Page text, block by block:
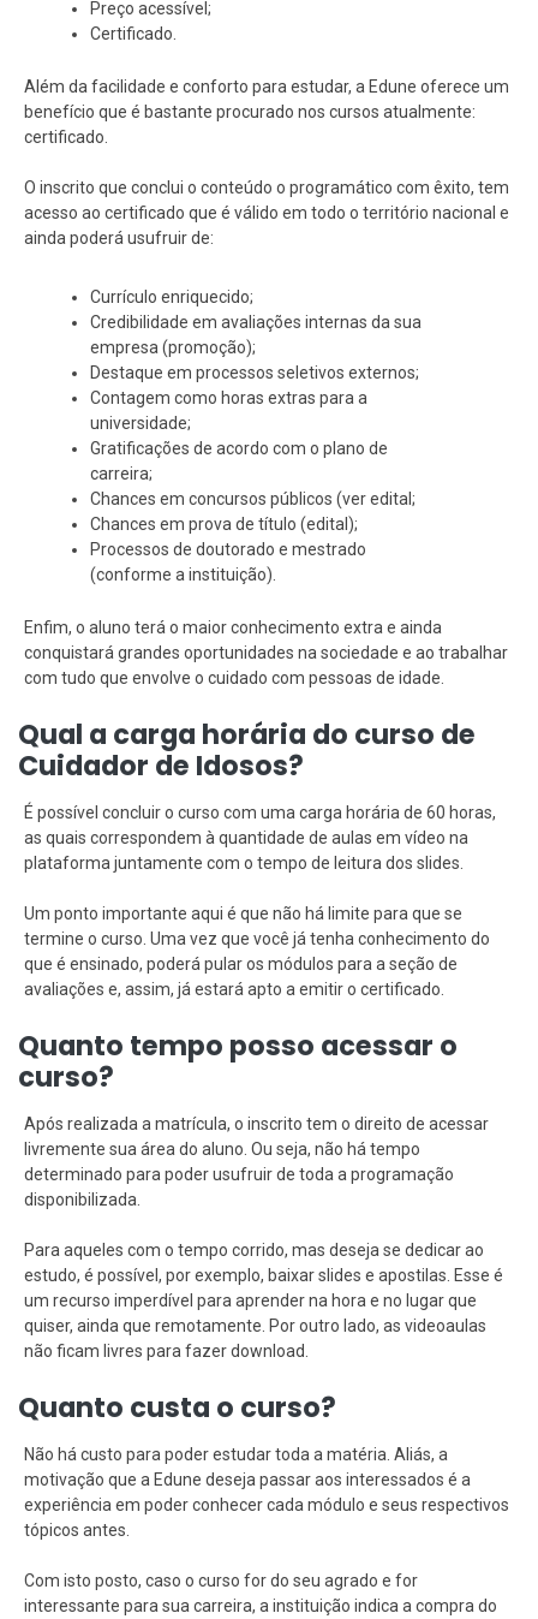
Preço acessível;
Certificado.
Além da facilidade e conforto para estudar, a Edune oferece um
benefício que é bastante procurado nos cursos atualmente:
certificado.
O inscrito que conclui o conteúdo o programático com êxito, tem
acesso ao certificado que é válido em todo o território nacional e
ainda poderá usufruir de:
Currículo enriquecido;
Credibilidade em avaliações internas da sua
empresa (promoção);
Destaque em processos seletivos externos;
Contagem como horas extras para a
universidade;
Gratificações de acordo com o plano de
carreira;
Chances em concursos públicos (ver edital;
Chances em prova de título (edital);
Processos de doutorado e mestrado
(conforme a instituição).
Enfim, o aluno terá o maior conhecimento extra e ainda
conquistará grandes oportunidades na sociedade e ao trabalhar
com tudo que envolve o cuidado com pessoas de idade.
Qual a carga horária do curso de
Cuidador de Idosos?
É possível concluir o curso com uma carga horária de 60 horas,
as quais correspondem à quantidade de aulas em vídeo na
plataforma juntamente com o tempo de leitura dos slides.
Um ponto importante aqui é que não há limite para que se
termine o curso. Uma vez que você já tenha conhecimento do
que é ensinado, poderá pular os módulos para a seção de
avaliações e, assim, já estará apto a emitir o certificado.
Quanto tempo posso acessar o
curso?
Após realizada a matrícula, o inscrito tem o direito de acessar
livremente sua área do aluno. Ou seja, não há tempo
determinado para poder usufruir de toda a programação
disponibilizada.
Para aqueles com o tempo corrido, mas deseja se dedicar ao
estudo, é possível, por exemplo, baixar slides e apostilas. Esse é
um recurso imperdível para aprender na hora e no lugar que
quiser, ainda que remotamente. Por outro lado, as videoaulas
não ficam livres para fazer download.
Quanto custa o curso?
Não há custo para poder estudar toda a matéria. Aliás, a
motivação que a Edune deseja passar aos interessados é a
experiência em poder conhecer cada módulo e seus respectivos
tópicos antes.
Com isto posto, caso o curso for do seu agrado e for
interessante para sua carreira, a instituição indica a compra do